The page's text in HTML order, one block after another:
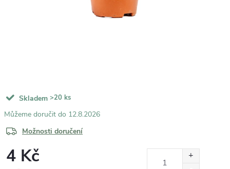
Skladem >20 ks
12.8.2026
Možnosti doručení
4 Kč